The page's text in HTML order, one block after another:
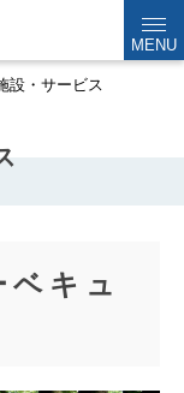
MENU
設・サービス
ベキュ